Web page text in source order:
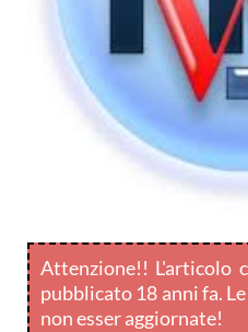
Attenzione!! L'articolo
pubblicato 18 anni fa.
non esser aggiornate!